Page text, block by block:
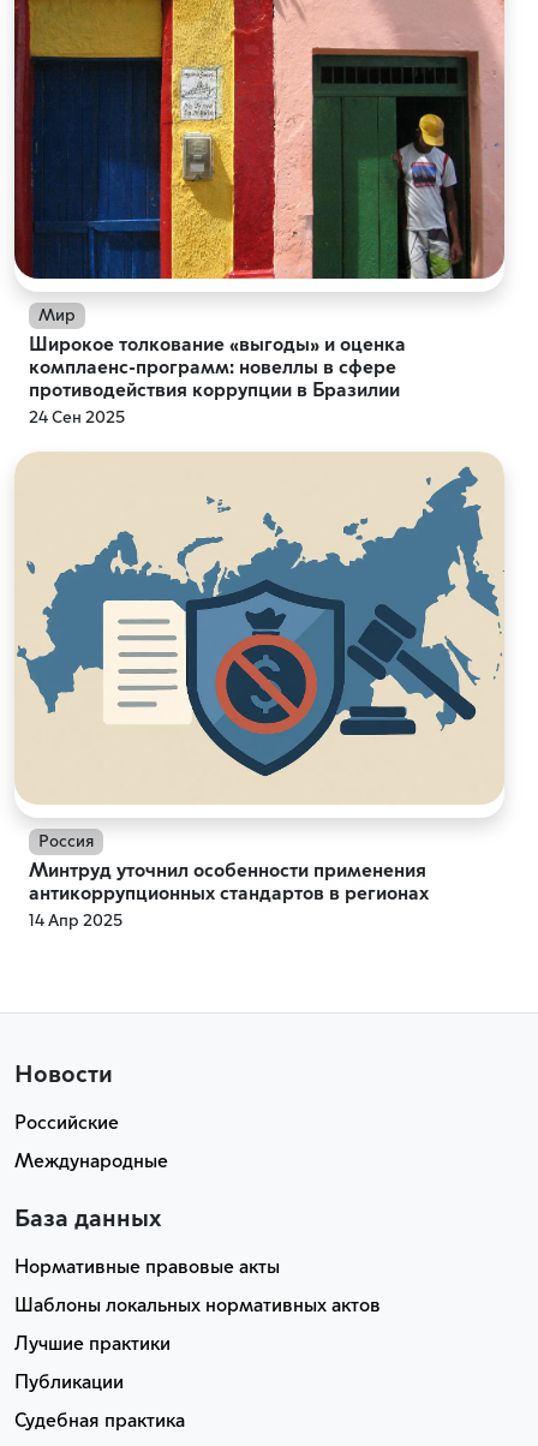
Мир
Широкое толкование «выгоды» и оценка
комплаенс-программ: новеллы в сфере
противодействия коррупции в Бразилии
24 Сен 2025
Россия
Минтруд уточнил особенности применения
антикоррупционных стандартов в регионах
14 Апр 2025
Новости
Российские
Международные
База данных
Нормативные правовые акты
Шаблоны локальных нормативных актов
Лучшие практики
Публикации
Судебная практика